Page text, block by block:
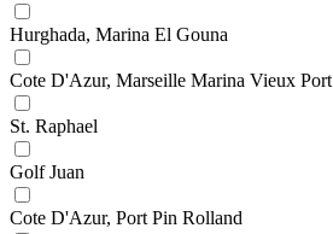
Hurghada, Marina El Gouna
Cote D'Azur, Marseille Marina Vieux Port
St. Raphael
Golf Juan
Cote D'Azur, Port Pin Rolland